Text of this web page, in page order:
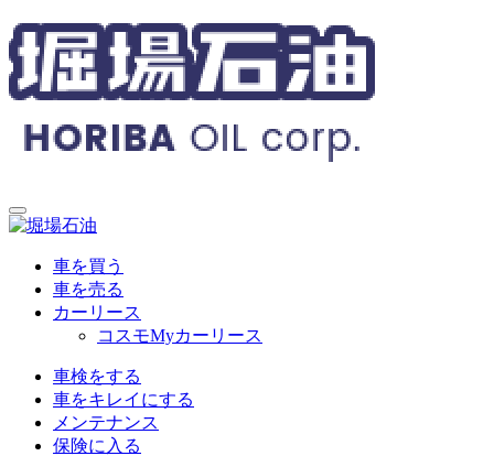
車を買う
車を売る
カーリース
コスモMyカーリース
車検をする
車をキレイにする
メンテナンス
保険に入る